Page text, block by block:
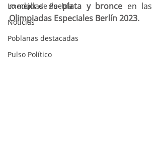
Lo mejor de Puebla
Noticias
Poblanas destacadas
Pulso Político
medallas de plata y bronce
Olimpiadas Especiales Berlín 2023.